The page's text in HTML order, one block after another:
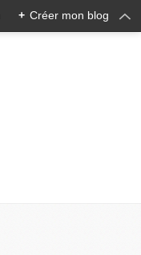
+ Créer mon blog